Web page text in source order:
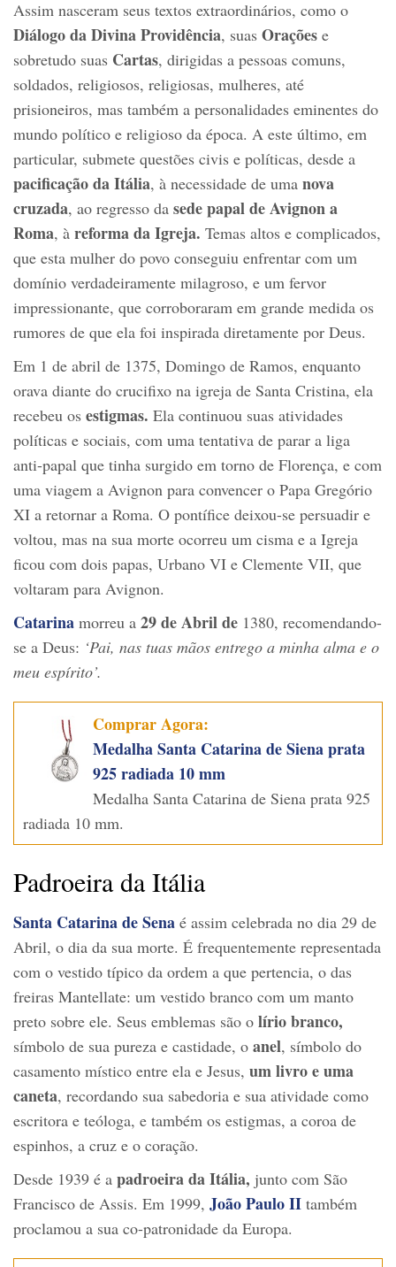
Assim nasceram seus textos extraordinários, como o
Diálogo da Divina Providência, suas Orações e
sobretudo suas Cartas, dirigidas a pessoas comuns,
soldados, religiosos, religiosas, mulheres, até
prisioneiros, mas também a personalidades eminentes do
mundo político e religioso da época. A este último, em
particular, submete questões civis e políticas, desde a
pacificação da Itália, à necessidade de uma nova
cruzada, ao regresso da sede papal de Avignon a
Roma, à reforma da Igreja. Temas altos e complicados,
que esta mulher do povo conseguiu enfrentar com um
domínio verdadeiramente milagroso, e um fervor
impressionante, que corroboraram em grande medida os
rumores de que ela foi inspirada diretamente por Deus.
Em 1 de abril de 1375, Domingo de Ramos, enquanto
orava diante do crucifixo na igreja de Santa Cristina, ela
recebeu os estigmas. Ela continuou suas atividades
políticas e sociais, com uma tentativa de parar a liga
anti-papal que tinha surgido em torno de Florença, e com
uma viagem a Avignon para convencer o Papa Gregório
XI a retornar a Roma. O pontífice deixou-se persuadir e
voltou, mas na sua morte ocorreu um cisma e a Igreja
ficou com dois papas, Urbano VI e Clemente VII, que
voltaram para Avignon.
Catarina morreu a 29 de Abril de 1380, recomendando-
se a Deus: ‘Pai, nas tuas mãos entrego a minha alma e o
meu espírito’.
Comprar Agora:
Medalha Santa Catarina de Siena prata
925 radiada 10 mm
Medalha Santa Catarina de Siena prata 925
radiada 10 mm.
Padroeira da Itália
Santa Catarina de Sena é assim celebrada no dia 29 de
Abril, o dia da sua morte. É frequentemente representada
com o vestido típico da ordem a que pertencia, o das
freiras Mantellate: um vestido branco com um manto
preto sobre ele. Seus emblemas são o lírio branco,
símbolo de sua pureza e castidade, o anel, símbolo do
casamento místico entre ela e Jesus, um livro e uma
caneta, recordando sua sabedoria e sua atividade como
escritora e teóloga, e também os estigmas, a coroa de
espinhos, a cruz e o coração.
Desde 1939 é a padroeira da Itália, junto com São
Francisco de Assis. Em 1999, João Paulo II também
proclamou a sua co-patronidade da Europa.